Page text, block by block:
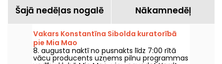
Šajā nedēļas nogalē Nākamnedēļ
Vakars Konstantīna Sibolda kuratorībā
pie Mia Mao
8. augusta naktī no pusnakts līdz 7:00 rītā
vācu producents uzņems pilnu programmas